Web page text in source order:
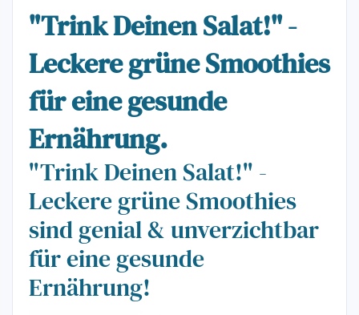
"Trink Deinen Salat!" -
Leckere grüne Smoothies
für eine gesunde
Ernährung.
"Trink Deinen Salat!" -
Leckere grüne Smoothies
sind genial & unverzichtbar
für eine gesunde
Ernährung!